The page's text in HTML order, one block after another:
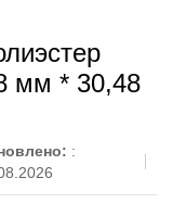
мм * 30,48
: